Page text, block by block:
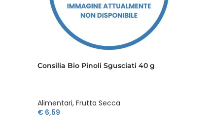
Consilia Bio Pinoli Sgusciati 40 g
Alimentari, Frutta Secca
€ 6,59